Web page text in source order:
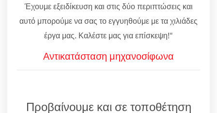
Έχουμε εξειδίκευση και στις δύο περιπτώσεις και
αυτό μπορούμε να σας το εγγυηθούμε με τα χιλιάδες
έργα μας. Καλέστε μας για επίσκεψη!"
Αντικατάσταση μηχανοσίφωνα
Προβαίνουμε και σε τοποθέτηση